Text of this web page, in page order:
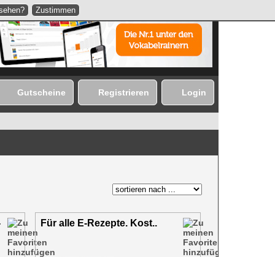
Gutscheine Registrieren Login
Für alle E-Rezepte. Kost..
Zustimmen